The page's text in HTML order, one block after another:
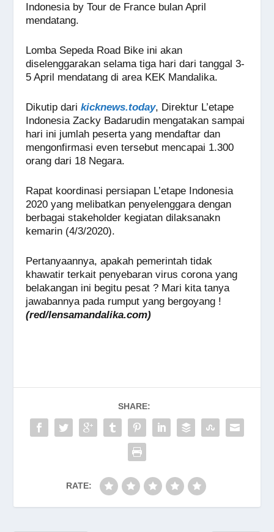
Indonesia by Tour de France bulan April
mendatang.
Lomba Sepeda Road Bike ini akan
diselenggarakan selama tiga hari dari tanggal 3-
5 April mendatang di area KEK Mandalika.
Dikutip darikicknews.today, Direktur L’etape
Indonesia Zacky Badarudin mengatakan sampai
hari ini jumlah peserta yang mendaftar dan
mengonfirmasi even tersebut mencapai 1.300
orang dari 18 Negara.
Rapat koordinasi persiapan L’etape Indonesia
2020 yang melibatkan penyelenggara dengan
berbagai stakeholder kegiatan dilaksanakn
kemarin (4/3/2020).
Pertanyaannya, apakah pemerintah tidak
khawatir terkait penyebaran virus corona yang
belakangan ini begitu pesat ? Mari kita tanya
jawabannya pada rumput yang bergoyang !
(red/lensamandalika.com)
SHARE:
RATE: